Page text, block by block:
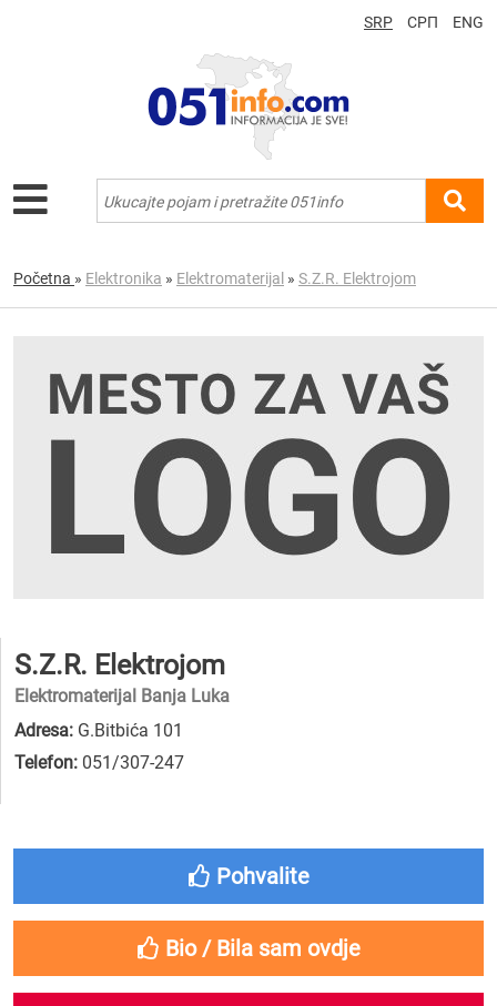
SRP СРП ENG
Početna » Elektronika » Elektromaterijal » S.Z.R. Elektrojom
S.Z.R. Elektrojom
Elektromaterijal Banja Luka
Adresa: G.Bitbića 101
Telefon: 051/307-247
Pohvalite
Bio / Bila sam ovdje